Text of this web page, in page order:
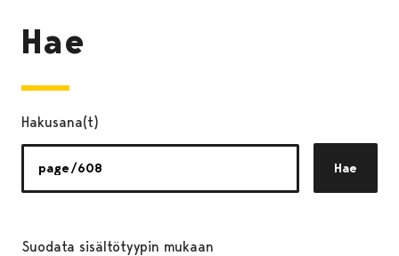
Hae
Hakusana(t)
Hae
Suodata sisältötyypin mukaan